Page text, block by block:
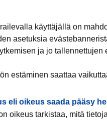
käyttäjällä on
asetuksia
ja jo tallennettujen
estäminen saattaa
eli oikeus saada pääsy
oikeus tarkistaa, mitä